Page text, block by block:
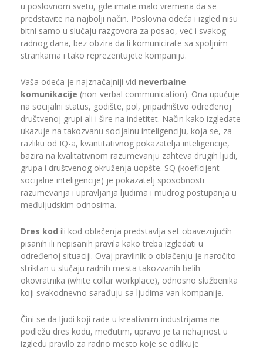
u poslovnom svetu, gde imate malo vremena da se
predstavite na najbolji način. Poslovna odeća i izgled nisu
bitni samo u slučaju razgovora za posao, već i svakog
radnog dana, bez obzira da li komunicirate sa spoljnim
strankama i tako reprezentujete kompaniju.
Vaša odeća je najznačajniji vid neverbalne
komunikacije (non-verbal communication). Ona upućuje
na socijalni status, godište, pol, pripadništvo određenoj
društvenoj grupi ali i šire na indetitet. Način kako izgledate
ukazuje na takozvanu socijalnu inteligenciju, koja se, za
razliku od IQ-a, kvantitativnog pokazatelja inteligencije,
bazira na kvalitativnom razumevanju zahteva drugih ljudi,
grupa i društvenog okruženja uopšte. SQ (koeficijent
socijalne inteligencije) je pokazatelj sposobnosti
razumevanja i upravljanja ljudima i mudrog postupanja u
međuljudskim odnosima.
Dres kod ili kod oblačenja predstavlja set obavezujućih
pisanih ili nepisanih pravila kako treba izgledati u
određenoj situaciji. Ovaj pravilnik o oblačenju je naročito
striktan u slučaju radnih mesta takozvanih belih
okovratnika (white collar workplace), odnosno službenika
koji svakodnevno sarađuju sa ljudima van kompanije.
Čini se da ljudi koji rade u kreativnim industrijama ne
podležu dres kodu, međutim, upravo je ta nehajnost u
izgledu pravilo za radno mesto koje se odlikuje